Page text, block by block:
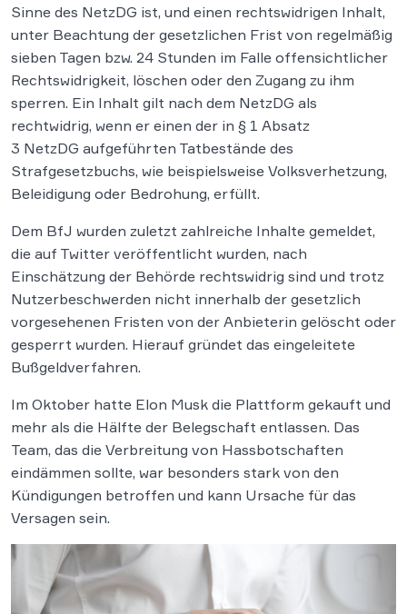
Sinne des NetzDG ist, und einen rechtswidrigen Inhalt,
unter Beachtung der gesetzlichen Frist von regelmäßig
sieben Tagen bzw. 24 Stunden im Falle offensichtlicher
Rechtswidrigkeit, löschen oder den Zugang zu ihm
sperren. Ein Inhalt gilt nach dem NetzDG als
rechtwidrig, wenn er einen der in § 1 Absatz
3 NetzDG aufgeführten Tatbestände des
Strafgesetzbuchs, wie beispielsweise Volksverhetzung,
Beleidigung oder Bedrohung, erfüllt.
Dem BfJ wurden zuletzt zahlreiche Inhalte gemeldet,
die auf Twitter veröffentlicht wurden, nach
Einschätzung der Behörde rechtswidrig sind und trotz
Nutzerbeschwerden nicht innerhalb der gesetzlich
vorgesehenen Fristen von der Anbieterin gelöscht oder
gesperrt wurden. Hierauf gründet das eingeleitete
Bußgeldverfahren.
Im Oktober hatte Elon Musk die Plattform gekauft und
mehr als die Hälfte der Belegschaft entlassen. Das
Team, das die Verbreitung von Hassbotschaften
eindämmen sollte, war besonders stark von den
Kündigungen betroffen und kann Ursache für das
Versagen sein.